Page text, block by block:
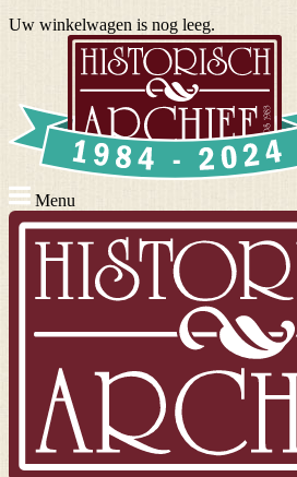
Uw winkelwagen is nog leeg.
Menu